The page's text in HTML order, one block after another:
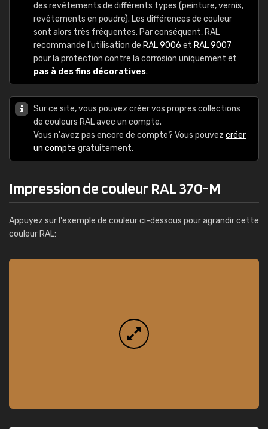
des revêtements de différents types (peinture, vernis,
revêtements en poudre). Les différences de couleur
sont alors très fréquentes. Par conséquent, RAL
recommande l'utilisation de RAL 9006 et RAL 9007
pour la protection contre la corrosion uniquement et
pas à des fins décoratives.
Sur ce site, vous pouvez créer vos propres collections
de couleurs RAL avec un compte.
Vous n'avez pas encore de compte? Vous pouvez créer
un compte gratuitement.
Impression de couleur RAL 370-M
Appuyez sur l'exemple de couleur ci-dessous pour agrandir cette
couleur RAL: